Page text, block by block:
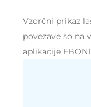
Vzorčni prikaz
povezave so
aplikacije